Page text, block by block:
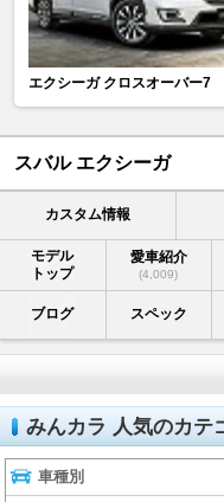
エクシーガ クロスオーバー7
スバル エクシーガ
カスタム情報
モデル
トップ
愛車紹介
(4,009)
ブログ スペック
みんカラ 人気のカテ
車種別